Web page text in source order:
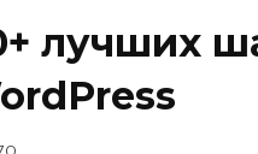
лучших